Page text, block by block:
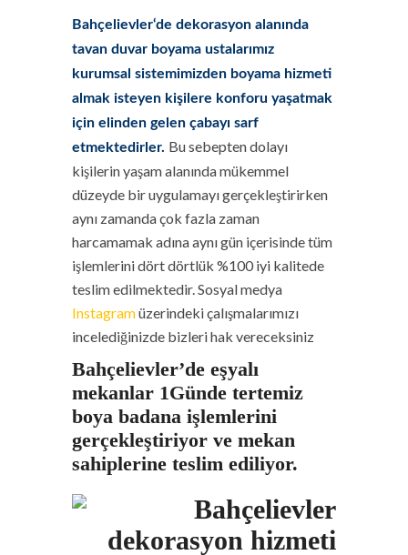
Bahçelievler‘de dekorasyon alanında
tavan duvar boyama ustalarımız
kurumsal sistemimizden boyama hizmeti
almak isteyen kişilere konforu yaşatmak
için elinden gelen çabayı sarf
etmektedirler. Bu sebepten dolayı
kişilerin yaşam alanında mükemmel
düzeyde bir uygulamayı gerçekleştirirken
aynı zamanda çok fazla zaman
harcamamak adına aynı gün içerisinde tüm
işlemlerini dört dörtlük %100 iyi kalitede
teslim edilmektedir. Sosyal medya
Instagramüzerindeki çalışmalarımızı
incelediğinizde bizleri hak vereceksiniz
Bahçelievler’de eşyalı
mekanlar 1Günde tertemiz
boya badana işlemlerini
gerçekleştiriyor ve mekan
sahiplerine teslim ediliyor.